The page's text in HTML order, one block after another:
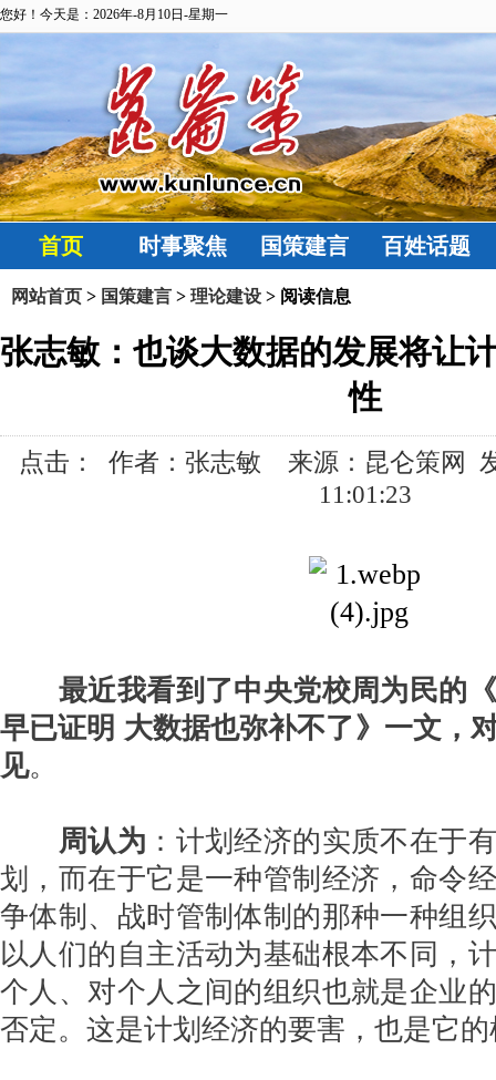
您好！今天是：2026年-8月10日-星期一
首页 时事聚焦 国策建言 百姓话题
网站首页 > 国策建言 > 理论建设 > 阅读信息
张志敏：也谈大数据的发展将让
性
点击：
作者：张志敏 来源：昆仑策网
11:01:23
最近我看到了中央党校周为民的
早已证明 大数据也弥补不了》一文，
见。
周认为 ：计划经济的实质不在于
划，而在于它是一种管制经济，命令
争体制、战时管制体制的那种一种组
以人们的自主活动为基础根本不同，
个人、对个人之间的组织也就是企业
否定。这是计划经济的要害，也是它